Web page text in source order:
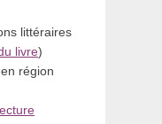
littéraires
livre)
région